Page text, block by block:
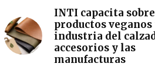
INTI capacita sobre
productos veganos
industria del
accesorios y las
manufacturas